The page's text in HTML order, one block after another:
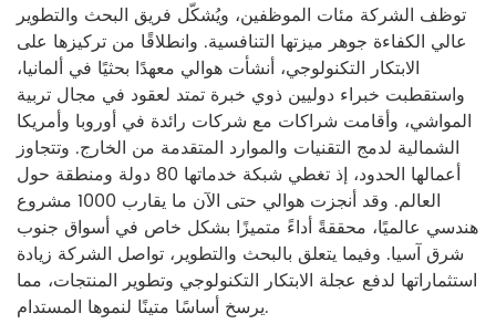
توظف الشركة مئات الموظفين، ويُشكّل فريق البحث والتطوير
عالي الكفاءة جوهر ميزتها التنافسية. وانطلاقًا من تركيزها على
الابتكار التكنولوجي، أنشأت هوالي معهدًا بحثيًا في ألمانيا،
واستقطبت خبراء دوليين ذوي خبرة تمتد لعقود في مجال تربية
المواشي، وأقامت شراكات مع شركات رائدة في أوروبا وأمريكا
الشمالية لدمج التقنيات والموارد المتقدمة من الخارج. وتتجاوز
أعمالها الحدود، إذ تغطي شبكة خدماتها 80 دولة ومنطقة حول
العالم. وقد أنجزت هوالي حتى الآن ما يقارب 1000 مشروع
هندسي عالميًا، محققةً أداءً متميزًا بشكل خاص في أسواق جنوب
شرق آسيا. وفيما يتعلق بالبحث والتطوير، تواصل الشركة زيادة
استثماراتها لدفع عجلة الابتكار التكنولوجي وتطوير المنتجات، مما
يرسخ أساسًا متينًا لنموها المستدام.